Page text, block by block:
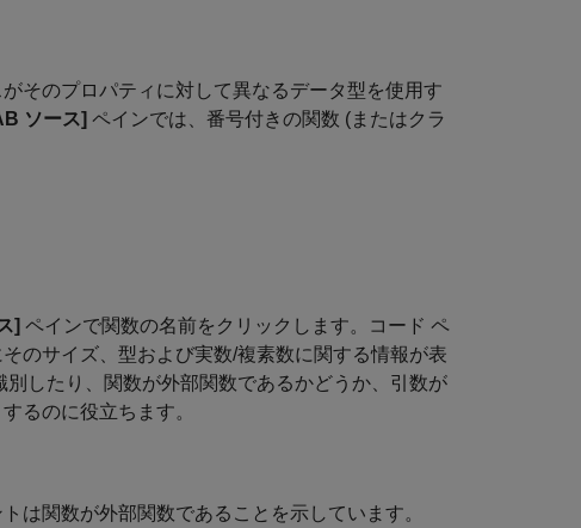
そのプロパティに対して異なるデータ型を使用す
ソース] ペインでは、番号付きの関数 (またはクラ
] ペインで関数の名前をクリックします。コード ペ
のサイズ、型および実数/複素数に関する情報が表
したり、関数が外部関数であるかどうか、引数が
るのに役立ちます。
は関数が外部関数であることを示しています。